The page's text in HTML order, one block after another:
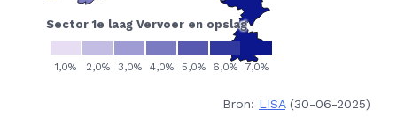
Bron: LISA(30-06-2025)